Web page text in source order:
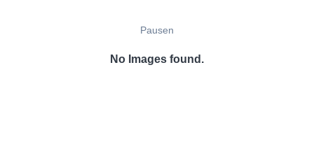
Pausen
No Images found.